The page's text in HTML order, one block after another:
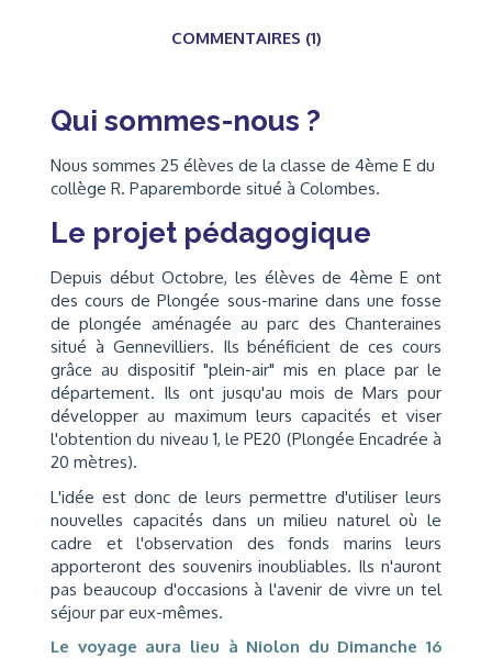
COMMENTAIRES (1)
Qui sommes-nous ?
Nous sommes 25 élèves de la classe de 4ème E du
collège R. Paparemborde situé à Colombes.
Le projet pédagogique
Depuis début Octobre, les élèves de 4ème E ont
des cours de Plongée sous-marine dans une fosse
de plongée aménagée au parc des Chanteraines
situé à Gennevilliers. Ils bénéficient de ces cours
grâce au dispositif "plein-air" mis en place par le
département. Ils ont jusqu'au mois de Mars pour
développer au maximum leurs capacités et viser
l'obtention du niveau 1, le PE20 (Plongée Encadrée à
20 mètres).
L'idée est donc de leurs permettre d'utiliser leurs
nouvelles capacités dans un milieu naturel où le
cadre et l'observation des fonds marins leurs
apporteront des souvenirs inoubliables. Ils n'auront
pas beaucoup d'occasions à l'avenir de vivre un tel
séjour par eux-mêmes.
Le voyage aura lieu à Niolon du Dimanche 16